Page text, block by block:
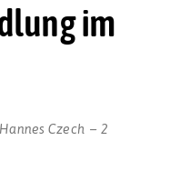
im
Hannes Czech
2